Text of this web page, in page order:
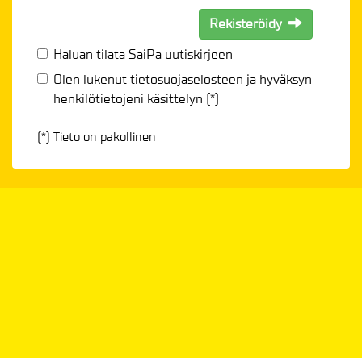
Rekisteröidy
Haluan tilata SaiPa uutiskirjeen
Olen lukenuttietosuojaselosteen ja hyväksyn
henkilötietojeni käsittelyn (*)
(*) Tieto on pakollinen